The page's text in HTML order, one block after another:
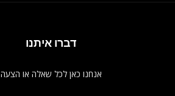
דברו איתנו
אנחנו כאן לכל שאלה או הצעה